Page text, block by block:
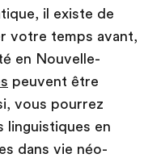
il existe de
votre temps avant,
en Nouvelle-
peuvent être
vous pourrez
linguistiques en
dans vie néo-